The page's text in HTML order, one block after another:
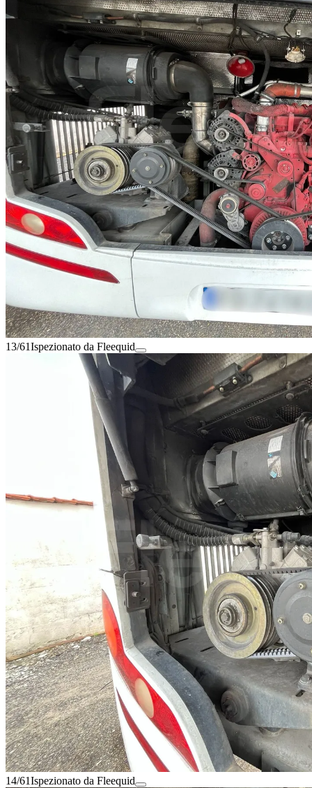
13/61Ispezionato da Fleequid
14/61Ispezionato da Fleequid